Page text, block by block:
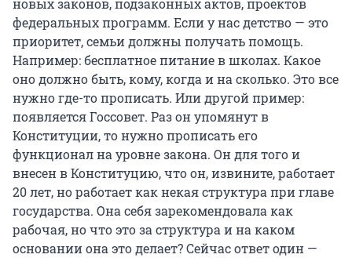
новых законов, подзаконных актов, проектов
федеральных программ. Если у нас детство — это
приоритет, семьи должны получать помощь.
Например: бесплатное питание в школах. Какое
оно должно быть, кому, когда и на сколько. Это все
нужно где-то прописать. Или другой пример:
появляется Госсовет. Раз он упомянут в
Конституции, то нужно прописать его
функционал на уровне закона. Он для того и
внесен в Конституцию, что он, извините, работает
20 лет, но работает как некая структура при главе
государства. Она себя зарекомендовала как
рабочая, но что это за структура и на каком
основании она это делает? Сейчас ответ один —